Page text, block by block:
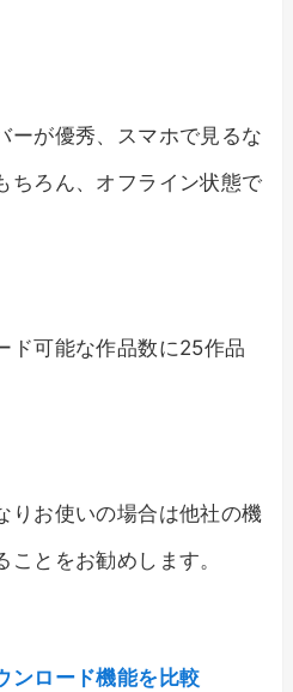
ーが優秀、スマホで見るな
ちろん、オフライン状態で
ド可能な作品数に25作品
りお使いの場合は他社の機
とをお勧めします。
ンロード機能を比較